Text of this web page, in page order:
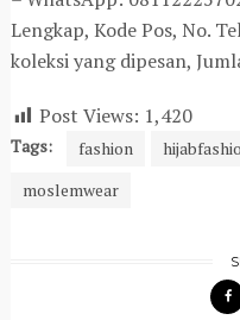
Lengkap, Kode Pos, No.
koleksi yang dipesan,
Post Views: 1,420
Tags: fashion
moslemwear